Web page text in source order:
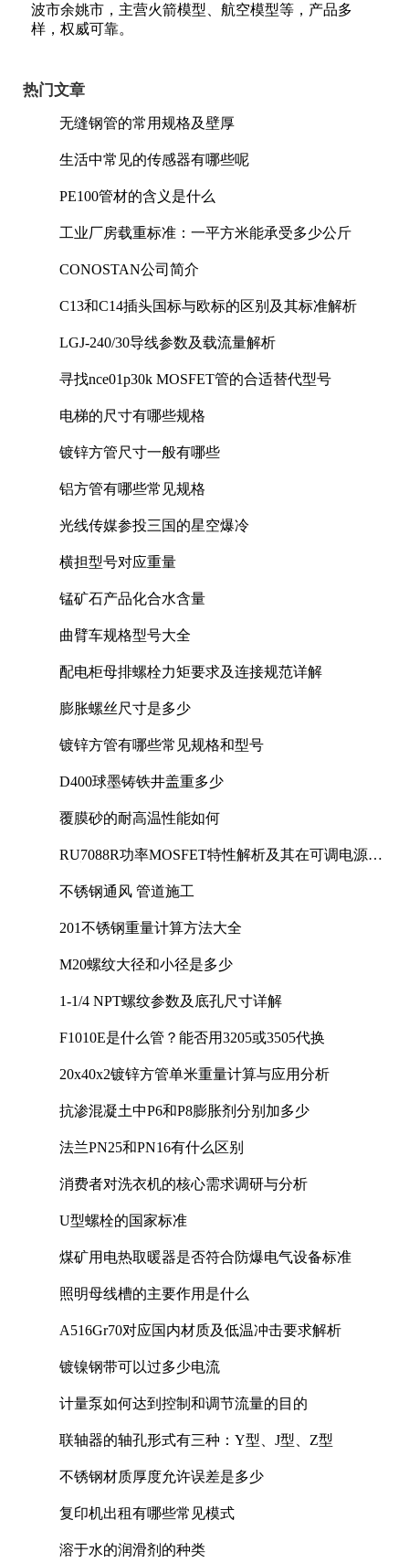
波市余姚市，主营火箭模型、航空模型等，产品多
样，权威可靠。
热门文章
无缝钢管的常用规格及壁厚
生活中常见的传感器有哪些呢
PE100管材的含义是什么
工业厂房载重标准：一平方米能承受多少公斤
CONOSTAN公司简介
C13和C14插头国标与欧标的区别及其标准解析
LGJ-240/30导线参数及载流量解析
寻找nce01p30k MOSFET管的合适替代型号
电梯的尺寸有哪些规格
镀锌方管尺寸一般有哪些
铝方管有哪些常见规格
光线传媒参投三国的星空爆冷
横担型号对应重量
锰矿石产品化合水含量
曲臂车规格型号大全
配电柜母排螺栓力矩要求及连接规范详解
膨胀螺丝尺寸是多少
镀锌方管有哪些常见规格和型号
D400球墨铸铁井盖重多少
覆膜砂的耐高温性能如何
RU7088R功率MOSFET特性解析及其在可调电源设
不锈钢通风 管道施工
201不锈钢重量计算方法大全
M20螺纹大径和小径是多少
1-1/4 NPT螺纹参数及底孔尺寸详解
F1010E是什么管？能否用3205或3505代换
20x40x2镀锌方管单米重量计算与应用分析
抗渗混凝土中P6和P8膨胀剂分别加多少
法兰PN25和PN16有什么区别
消费者对洗衣机的核心需求调研与分析
U型螺栓的国家标准
煤矿用电热取暖器是否符合防爆电气设备标准
照明母线槽的主要作用是什么
A516Gr70对应国内材质及低温冲击要求解析
镀镍钢带可以过多少电流
计量泵如何达到控制和调节流量的目的
联轴器的轴孔形式有三种：Y型、J型、Z型
不锈钢材质厚度允许误差是多少
复印机出租有哪些常见模式
溶于水的润滑剂的种类